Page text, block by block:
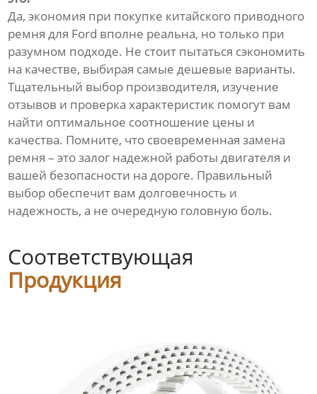
Да, экономия при покупке китайского приводного
ремня для Ford вполне реальна, но только при
разумном подходе. Не стоит пытаться сэкономить
на качестве, выбирая самые дешевые варианты.
Тщательный выбор производителя, изучение
отзывов и проверка характеристик помогут вам
найти оптимальное соотношение цены и
качества. Помните, что своевременная замена
ремня – это залог надежной работы двигателя и
вашей безопасности на дороге. Правильный
выбор обеспечит вам долговечность и
надежность, а не очередную головную боль.
Соответствующая
Продукция